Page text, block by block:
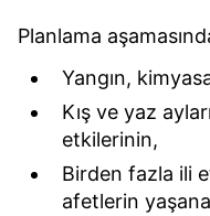
Planlama
Yangın,
Kış ve yaz
etkilerinin,
Birden fazla ili
afetlerin